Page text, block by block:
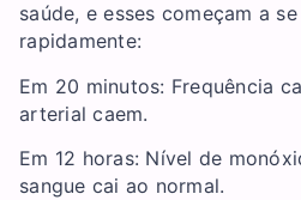
saúde, e esses começam a
rapidamente:
Em 20 minutos: Frequência
arterial caem.
Em 12 horas: Nível de
sangue cai ao normal.